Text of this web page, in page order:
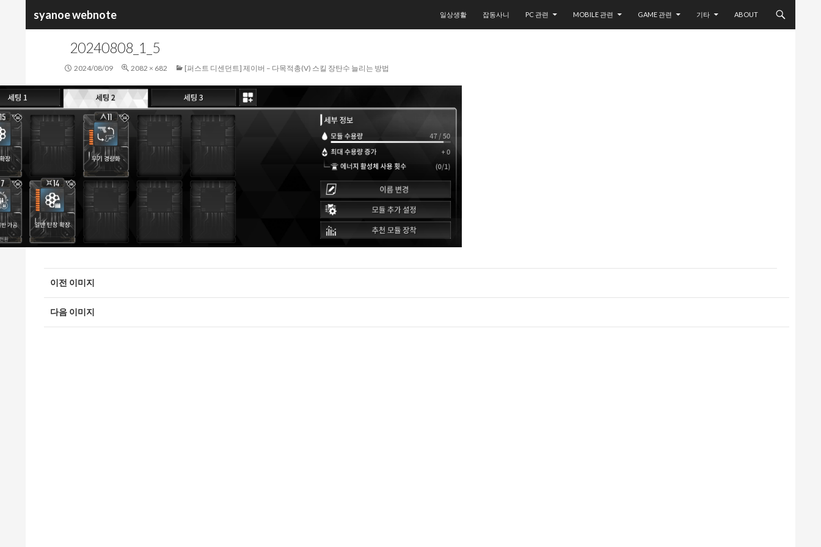
syanoe webnote
색
일상생활
잡동사니 PC 관련 MOBILE 관련 GAME 관련 기타 ABOUT
20240808_1_5
2024/08/09 2082 × 682 [퍼스트 디센던트] 제이버 – 다목적총(V) 스킬 장탄수 늘리는 방법
이전 이미지
다음 이미지